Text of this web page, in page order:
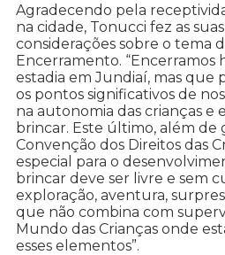
Agradecendo pela
na cidade, Tonucci fez as
considerações sobre o tema
Encerramento. “Encerramos
estadia em Jundiaí, mas que
os pontos significativos de
na autonomia das crianças e
brincar. Este último, além de
Convenção dos Direitos das
especial para o
brincar deve ser livre e sem
exploração, aventura,
que não combina com
Mundo das Crianças onde
esses elementos”.